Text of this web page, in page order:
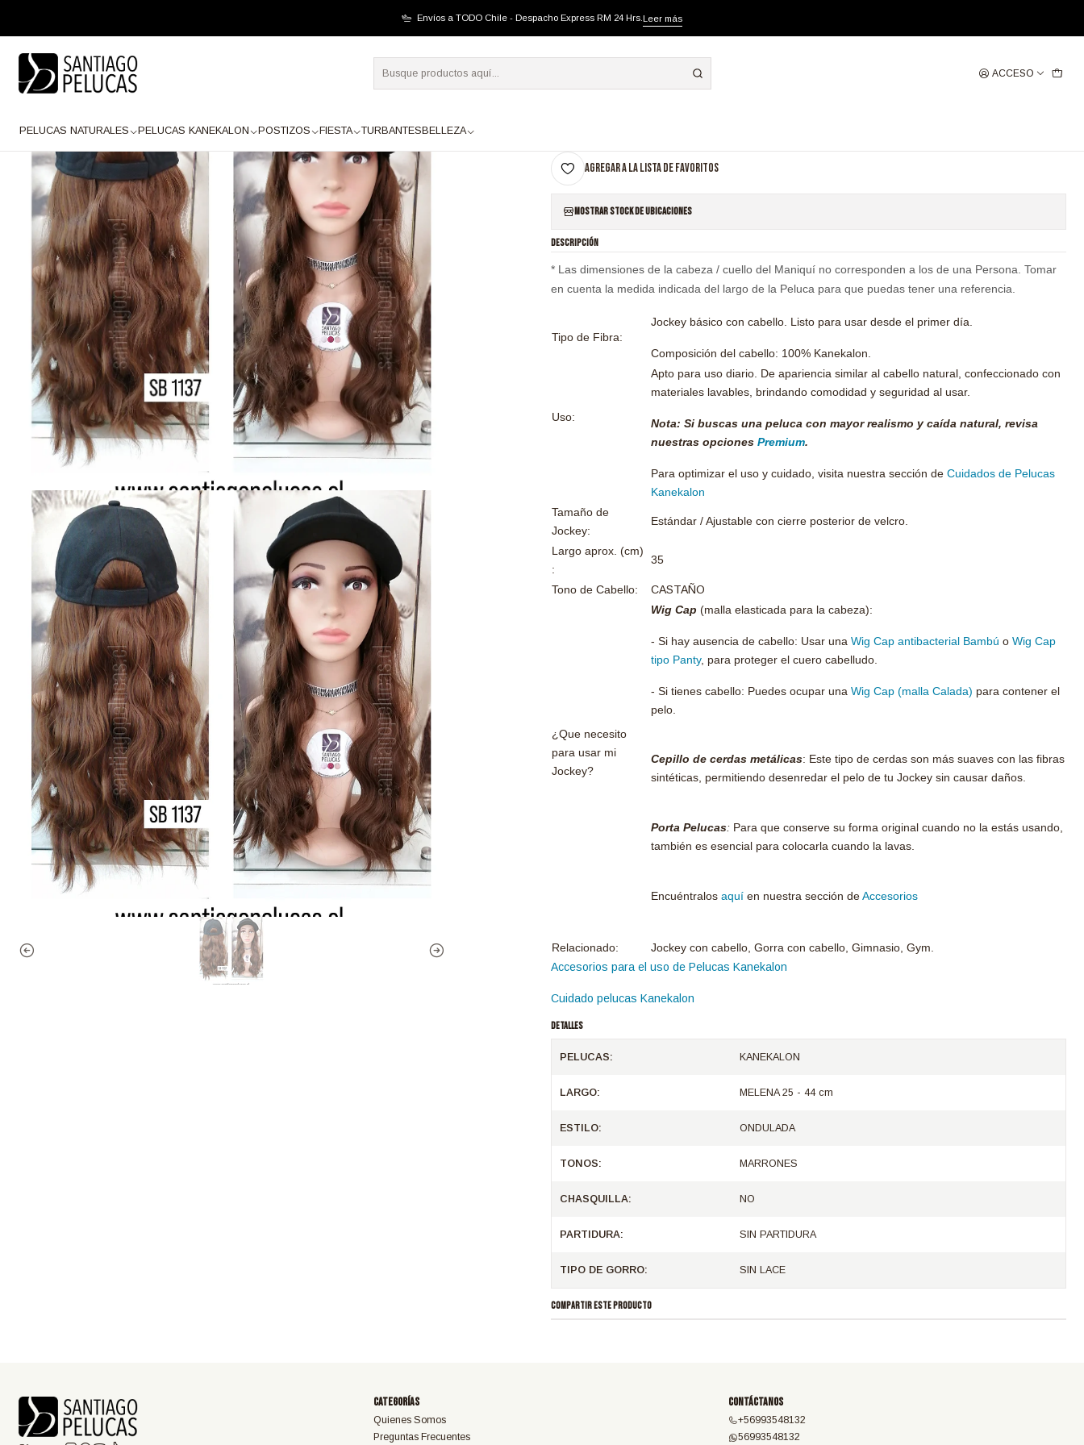
ACCESO
PELUCAS NATURALES PELUCAS KANEKALON POSTIZOS FIESTA TURBANTES BELLEZA
Envíos a TODO Chile - Despacho Express RM 24 Hrs. Leer más
SB1137 JOCKEY CABELLO LARGO ONDAS CASTAÑO
SB1137 JOCKEY CABELLO LARGO ONDAS CASTAÑO
Agregar a la lista de favoritos
Mostrar stock de ubicaciones
DESCRIPCIÓN
* Las dimensiones de la cabeza / cuello del Maniquí no corresponden a los de una Persona. Tomar
en cuenta la medida indicada del largo de la Peluca para que puedas tener una referencia.
Tipo de Fibra:
Jockey básico con cabello. Listo para usar desde el primer día.
Composición del cabello: 100% Kanekalon.
Uso:
Apto para uso diario. De apariencia similar al cabello natural, confeccionado con
materiales lavables, brindando comodidad y seguridad al usar.
Nota: Si buscas una peluca con mayor realismo y caída natural, revisa
nuestras opciones Premium.
Para optimizar el uso y cuidado, visita nuestra sección deCuidados de Pelucas
Kanekalon
Tamaño de
Jockey:
Estándar / Ajustable con cierre posterior de velcro.
Largo aprox. (cm)
:
35
Tono de Cabello: CASTAÑO
¿Que necesito
para usar mi
Jockey?
Wig Cap (malla elasticada para la cabeza):
- Si hay ausencia de cabello: Usar una Wig Cap antibacterial Bambú oWig Cap
tipo Panty, para proteger el cuero cabelludo.
- Si tienes cabello: Puedes ocupar una Wig Cap (malla Calada) para contener el
pelo.
Cepillo de cerdas metálicas: Este tipo de cerdas son más suaves con las fibras
sintéticas, permitiendo desenredar el pelo de tu Jockey sin causar daños.
Porta Pelucas:Para que conserve su forma original cuando no la estás usando,
también es esencial para colocarla cuando la lavas.
Encuéntralos aquíen nuestra sección deAccesorios
Relacionado:
Jockey con cabello, Gorra con cabello, Gimnasio, Gym.
Accesorios para el uso de Pelucas Kanekalon
Cuidado pelucas Kanekalon
DETALLES
PELUCAS: KANEKALON
LARGO: MELENA 25 - 44 cm
ESTILO: ONDULADA
TONOS: MARRONES
CHASQUILLA: NO
PARTIDURA: SIN PARTIDURA
TIPO DE GORRO: SIN LACE
COMPARTIR ESTE PRODUCTO
Categorías
Quienes Somos
Preguntas Frecuentes
Contáctanos
+56993548132
56993548132